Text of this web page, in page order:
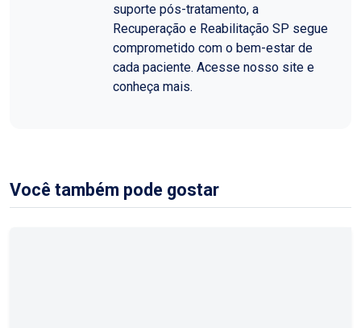
suporte pós-tratamento, a
Recuperação e Reabilitação SP segue
comprometido com o bem-estar de
cada paciente. Acesse nosso site e
conheça mais.
Você também pode gostar